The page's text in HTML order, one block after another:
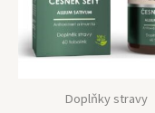
Doplňky stravy